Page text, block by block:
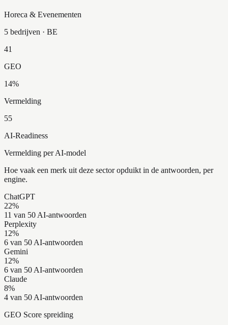
Horeca & Evenementen
5 bedrijven · BE
41
GEO
14%
Vermelding
55
AI-Readiness
Vermelding per AI-model
Hoe vaak een merk uit deze sector opduikt in de antwoorden, per
engine.
ChatGPT
22%
11 van 50 AI-antwoorden
Perplexity
12%
6 van 50 AI-antwoorden
Gemini
12%
6 van 50 AI-antwoorden
Claude
8%
4 van 50 AI-antwoorden
GEO Score spreiding